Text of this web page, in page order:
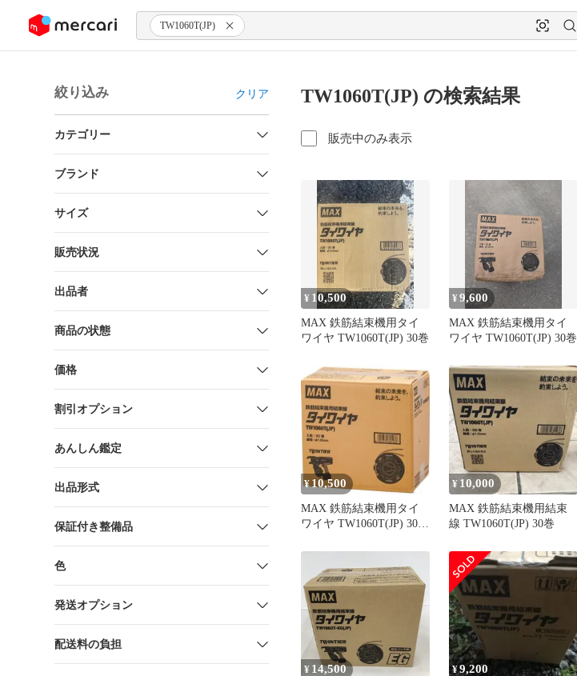
ツにスキップ TW1060T(JP)
絞り込み クリア
カテゴリー
ブランド
サイズ
販売状況
出品者
商品の状態
価格
割引オプション
あんしん鑑定
出品形式
保証付き整備品
色
発送オプション
配送料の負担
TW1060T(JP) の検索結果
販売中のみ表示
¥ 10,500
MAX 鉄筋結束機用タイ
ワイヤ TW1060T(JP) 30巻
¥9,600
MAX 鉄筋結束機用タイ
ワイヤ TW1060T(JP) 30巻
¥10,500
MAX 鉄筋結束機用タイ
ワイヤ TW1060T(JP) 30巻
¥ 10,000
MAX 鉄筋結束機用結束
線 TW1060T(JP) 30巻
¥ 14,500 ¥9,200